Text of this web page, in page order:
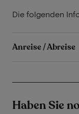
Die folgenden
Anreise / Abreise
Haben Sie